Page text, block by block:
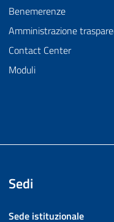
Benemerenze
Amministrazione
Contact Center
Moduli
Sedi
Sede istituzionale